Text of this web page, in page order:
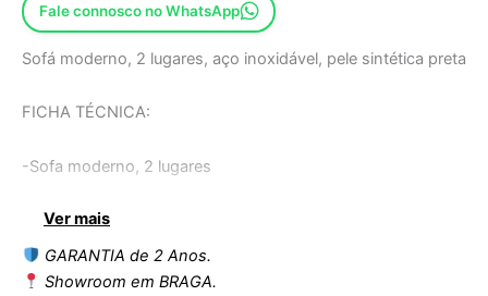
Fale connosco no WhatsApp
Sofá moderno, 2 lugares, aço inoxidável, pele sintética preta
FICHA TÉCNICA:
-Sofa moderno, 2 lugares
-Estrutura de aço inoxidável
-Estofo em pele sintética preta
Ver mais
GARANTIA de 2 Anos.
Showroom em BRAGA.